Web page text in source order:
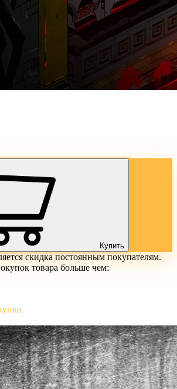
Купить
скидка постоянным покупателям.
товара больше чем: